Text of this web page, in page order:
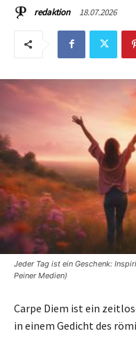
redaktion 18.07.2026
Jeder Tag ist ein Geschenk:
Peiner Medien)
Carpe Diem ist ein
in einem Gedicht des